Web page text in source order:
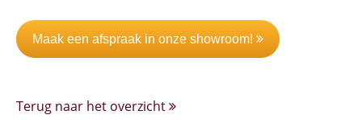
Maak een afspraak in onze showroom!
Terug naar het overzicht